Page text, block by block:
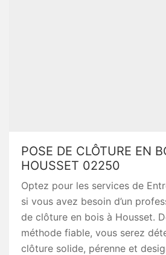
POSE DE CLÔTURE EN
HOUSSET 02250
Optez pour les services de
si vous avez besoin d’un
de clôture en bois à Housset.
méthode fiable, vous serez
clôture solide, pérenne et